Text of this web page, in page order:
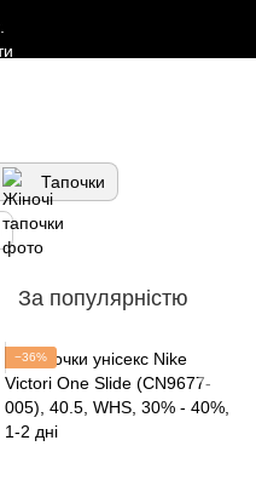
Тапочки
За популярністю
−36%